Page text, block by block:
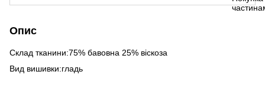
Опис
Склад тканини:75% бавовна 25% віскоза
Вид вишивки:гладь